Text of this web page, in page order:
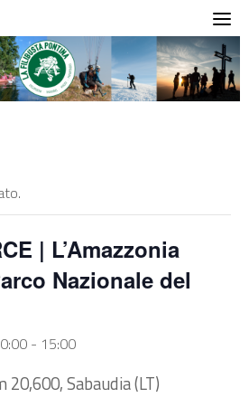
| L’Amazzonia
Nazionale del
- 15:00
Sabaudia (LT)